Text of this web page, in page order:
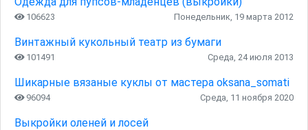
106623 Понедельник, 19 марта 2012
Винтажный кукольный театр из бумаги
101491 Среда, 24 июля 2013
Шикарные вязаные куклы от мастера oksana_somati
96094 Среда, 11 ноября 2020
Выкройки оленей и лосей